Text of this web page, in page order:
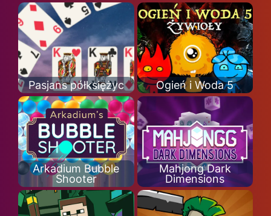
Pasjans półksiężyc Ogień i Woda 5
Arkadium Bubble
Shooter
Mahjong Dark
Dimensions